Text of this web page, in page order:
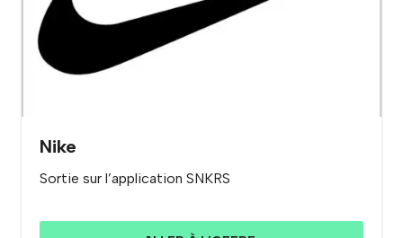
Nike
Sortie sur l’application SNKRS